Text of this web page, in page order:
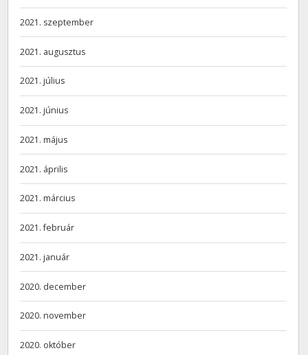
2021. szeptember
2021. augusztus
2021. július
2021. június
2021. május
2021. április
2021. március
2021. február
2021. január
2020. december
2020. november
2020. október